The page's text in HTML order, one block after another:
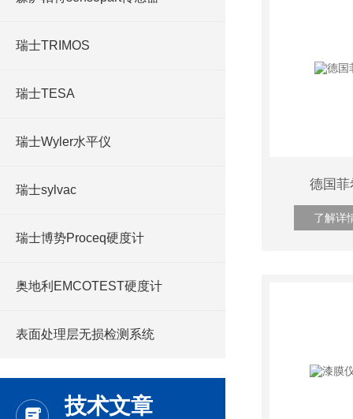
瑞士TRIMOS
瑞士TESA
瑞士Wyler水平仪
瑞士sylvac
瑞士博势Proceq硬度计
奥地利EMCOTEST硬度计
表面处理层无损检测系统
技术文章
德国菲
了解详